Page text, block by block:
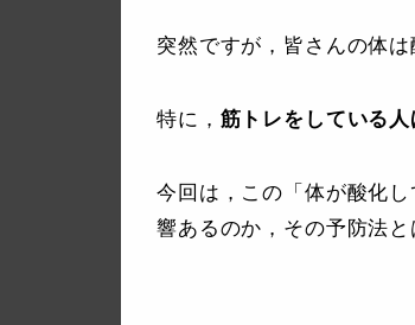
突然ですが，皆さんの体は
特に， 筋トレをしている
今回は，この「体が酸化
響あるのか，その予防法